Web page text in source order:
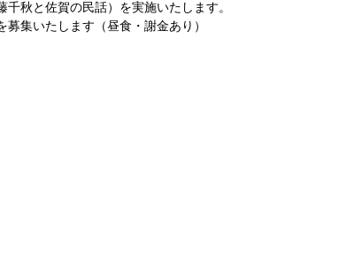
秋と佐賀の民話）を実施いたします。
集いたします（昼食・謝金あり）